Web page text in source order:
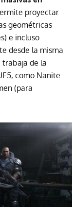
proyectar
geométricas
e incluso
desde la misma
trabaja de la
como Nanite
(para